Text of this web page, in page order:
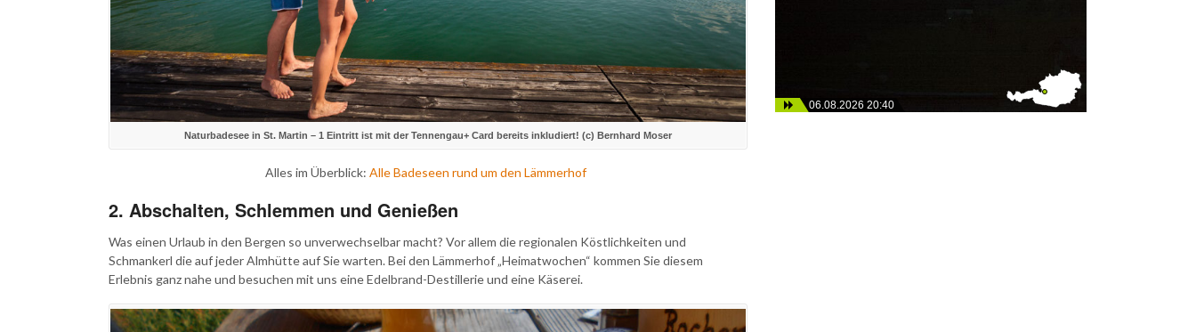
Naturbadesee in St. Martin – 1 Eintritt ist mit der Tennengau+ Card bereits inkludiert! (c) Bernhard Moser
Alles im Überblick:Alle Badeseen rund um den Lämmerhof
2. Abschalten, Schlemmen und Genießen
Was einen Urlaub in den Bergen so unverwechselbar macht? Vor allem die regionalen Köstlichkeiten und
Schmankerl die auf jeder Almhütte auf Sie warten. Bei den Lämmerhof „Heimatwochen“ kommen Sie diesem
Erlebnis ganz nahe und besuchen mit uns eine Edelbrand-Destillerie und eine Käserei.
06.08.2026 20:40